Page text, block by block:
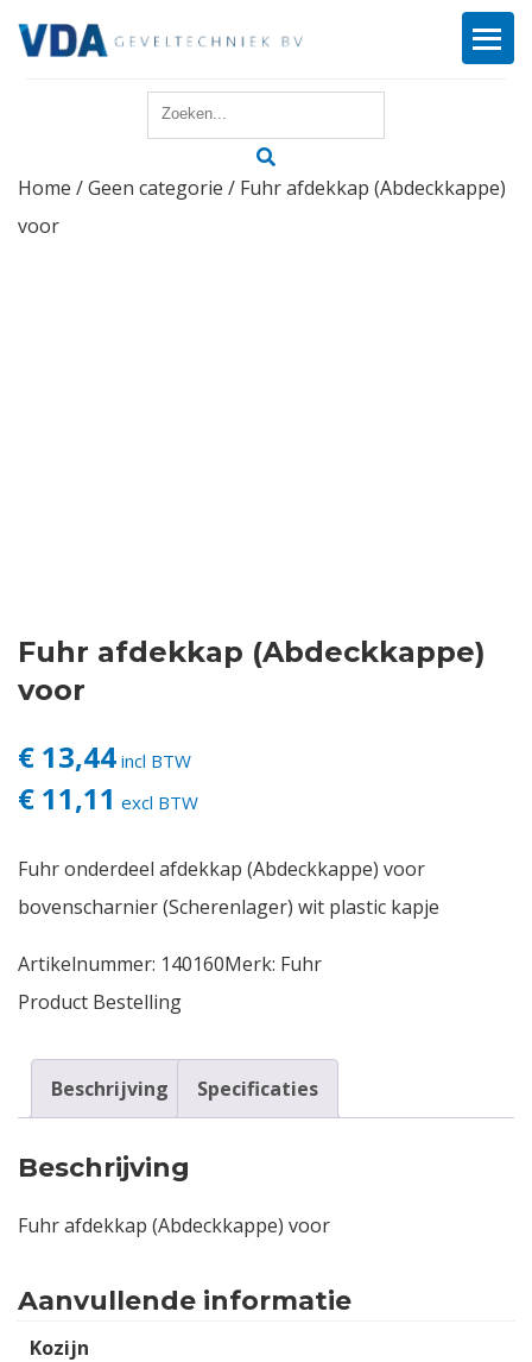
Reparatie
Login
Home /Geen categorie / Fuhr afdekkap (Abdeckkappe)
voor
Fuhr afdekkap (Abdeckkappe)
voor
€ 13,44 incl BTW
€ 11,11 excl BTW
Fuhr onderdeel afdekkap (Abdeckkappe) voor
bovenscharnier (Scherenlager) wit plastic kapje
Artikelnummer: 140160Merk: Fuhr
Product Bestelling
Beschrijving Specificaties
Beschrijving
Fuhr afdekkap (Abdeckkappe) voor
Aanvullende informatie
Kozijn